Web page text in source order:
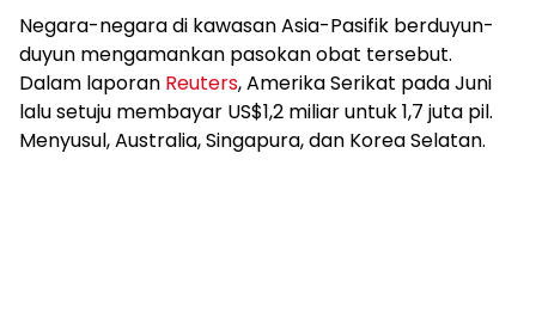
Negara-negara di kawasan Asia-Pasifik berduyun-
duyun mengamankan pasokan obat tersebut.
Dalam laporan Reuters, Amerika Serikat pada Juni
lalu setuju membayar US$1,2 miliar untuk 1,7 juta pil.
Menyusul, Australia, Singapura, dan Korea Selatan.